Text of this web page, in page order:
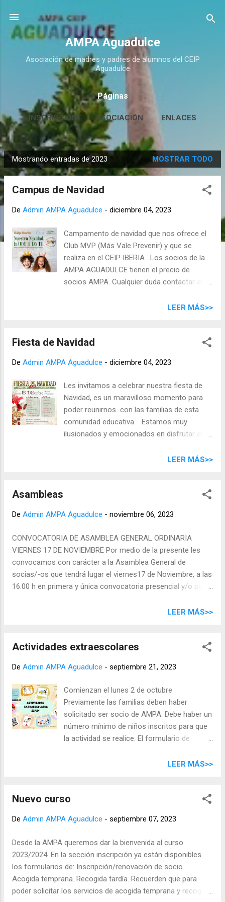
Ir al contenido principal
AMPA Aguadulce
Asociación de madres y padres de alumnos del CEIP
Aguadulce
Páginas
INSCRIPCIÓN ASOCIACIÓN ENLACES
CONTACTO MÁS… HUERTO ESCOLAR
E
n
Mostrando entradas de 2023 MOSTRAR TODO
Campus de Navidad
De Admin AMPA Aguadulce - diciembre 04, 2023
Campamento de navidad que nos ofrece el
Club MVP (Más Vale Prevenir) y que se
realiza en el CEIP IBERIA . Los socios de la
AMPA AGUADULCE tienen el precio de
socios AMPA. Cualquier duda contactar al
LEER MÁS>>
Fiesta de Navidad
De Admin AMPA Aguadulce - diciembre 04, 2023
Les invitamos a celebrar nuestra fiesta de
Navidad, es un maravilloso momento para
poder reunirnos con las familias de esta
comunidad educativa. Estamos muy
ilusionados y emocionados en disfrutar de
monitores, familias colaboradoras estamos
año más. Las aportaciones se recogerán el
de la AMPA pasará a recogelas por las
respectivas clases. Al alumnado que hace
uso de la acogida temprana pueden dejarlo a
las personas responsables del servicio en
ese momento.
LEER MÁS>>
Asambleas
De Admin AMPA Aguadulce - noviembre 06, 2023
CONVOCATORIA DE ASAMBLEA GENERAL ORDINARIA
VIERNES 17 DE NOVIEMBRE Por medio de la presente les
convocamos con carácter a la Asamblea General de
socias/-os que tendrá lugar el viernes17 de Noviembre, a las
16.00 h en primera y única convocatoria presencial y/o por
orden del día de la asamblea del 17 de Noviembre será el
curso 2022/2023 Ruegos y preguntas. CONVOCATORIA DE
NOVIEMBRE A continuación se procede con la Asamblea
Extraordinaria en primera y única convocatoria a las 16.30 h
con el siguiente orden del día: Aprobación, si procede de las
nuevas cuotas (cuota de socio, matrículas y precios de los
servicios (AT, RT Y AAEE) Informe de la situación actual de
los servicios de “acogida temprana” “recogida tardía” y
“actividades extraescolares”. Información préstamo de l...
LEER MÁS>>
Actividades extraescolares
De Admin AMPA Aguadulce - septiembre 21, 2023
Comienzan el lunes 2 de octubre
Previamente las familias deben haber
solicitado ser socio de AMPA. Debe haber un
número mínimo de niños inscritos para que
la actividad se realice. El formulario de
inscripción . Nadie podrá comenzar la
formulario y pagar, en su caso, la matrícula
Matrícula: pago único por familia de 20 €.
menos inglés: 16 € al mes por alumno por
cada actividad de dos horas semanales. 12 €
al mes por alumno por cada actividad de una
hora semanal. Actividad de inglés: 36 € al
mes por alumno por dos horas semanales
LEER MÁS>>
Nuevo curso
De Admin AMPA Aguadulce - septiembre 07, 2023
Desde la AMPA queremos dar la bienvenida al curso
2023/2024. En la sección inscripción ya están disponibles
los formularios de: Inscripción/renovación de socio.
Acogida temprana. Recogida tardía. Recuerden que para
poder solicitar los servicios de acogida temprana y recogida